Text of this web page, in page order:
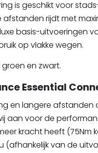
is geschikt voor
rijdt met
basis-uitvoeringen
op vlakke wegen.
en zwart.
Essential
en langere afstanden
aan voor de
kracht heeft (75Nm
(afhankelijk van de